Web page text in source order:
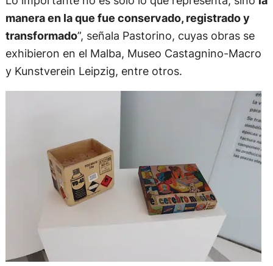
manera en la que fue conservado, registrado y
transformado”, señala Pastorino, cuyas obras se
exhibieron en el Malba, Museo Castagnino-Macro
y Kunstverein Leipzig, entre otros.